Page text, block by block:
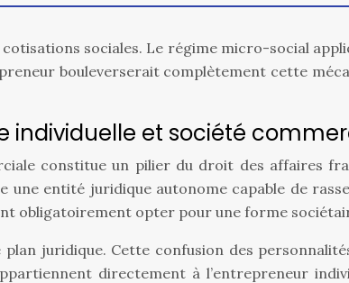
sociales. Le régime micro-social
bouleverserait complètement cette
individuelle et société
constitue un pilier du droit des affaires
entité juridique autonome capable de
obligatoirement opter pour une forme
plan juridique. Cette confusion des
directement à l’entrepreneur